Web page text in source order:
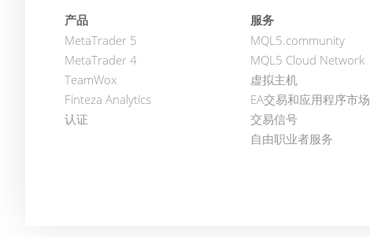
产品
MetaTrader 5
MetaTrader 4
TeamWox
Finteza Analytics
认证
服务
MQL5.community
MQL5 Cloud Network
虚拟主机
EA交易和应用程序市场
交易信号
自由职业者服务